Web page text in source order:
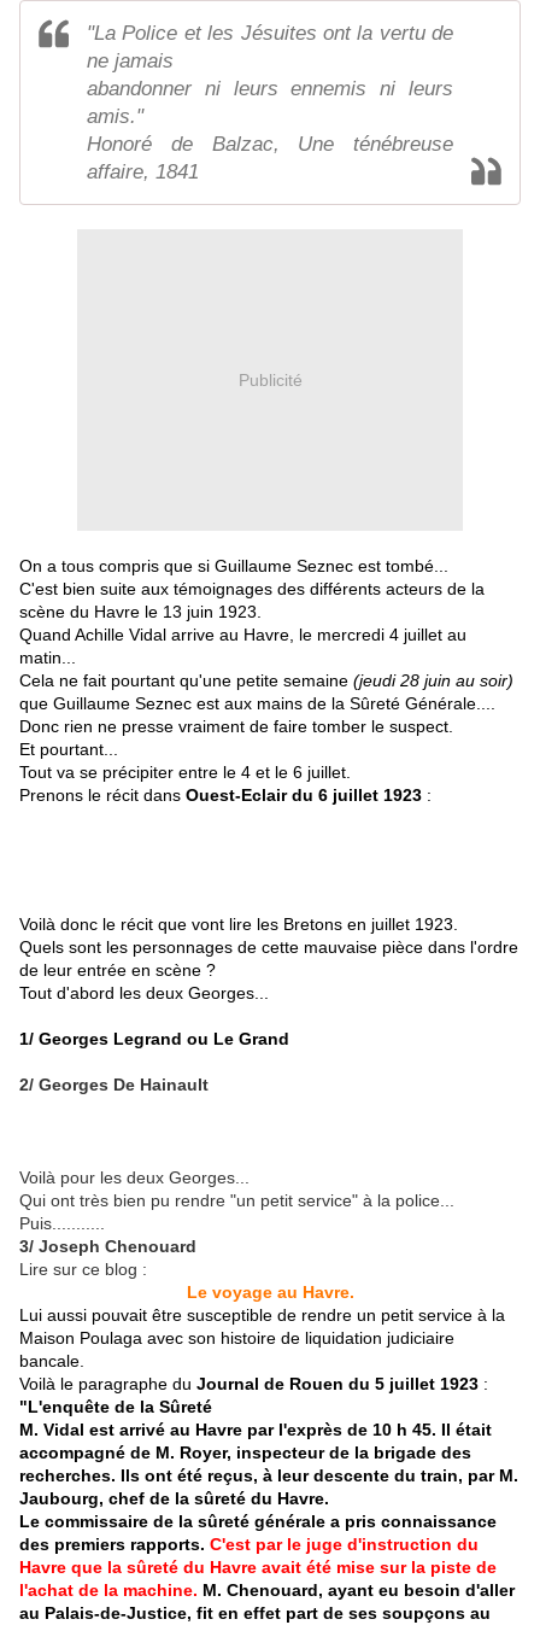
"La Police et les Jésuites ont la vertu de
ne jamais
abandonner ni leurs ennemis ni leurs
amis."
Honoré de Balzac, Une ténébreuse
affaire, 1841
Publicité
On a tous compris que si Guillaume Seznec est tombé...
C'est bien suite aux témoignages des différents acteurs de la
scène du Havre le 13 juin 1923.
Quand Achille Vidal arrive au Havre, le mercredi 4 juillet au
matin...
Cela ne fait pourtant qu'une petite semaine (jeudi 28 juin au soir)
que Guillaume Seznec est aux mains de la Sûreté Générale....
Donc rien ne presse vraiment de faire tomber le suspect.
Et pourtant...
Tout va se précipiter entre le 4 et le 6 juillet.
Prenons le récit dans Ouest-Eclair du 6 juillet 1923 :
Voilà donc le récit que vont lire les Bretons en juillet 1923.
Quels sont les personnages de cette mauvaise pièce dans l'ordre
de leur entrée en scène ?
Tout d'abord les deux Georges...
1/ Georges Legrand ou Le Grand
2/ Georges De Hainault
Voilà pour les deux Georges...
Qui ont très bien pu rendre "un petit service" à la police...
Puis...........
3/ Joseph Chenouard
Lire sur ce blog :
Le voyage au Havre.
Lui aussi pouvait être susceptible de rendre un petit service à la
Maison Poulaga avec son histoire de liquidation judiciaire
bancale.
Voilà le paragraphe du Journal de Rouen du 5 juillet 1923 :
"L'enquête de la Sûreté
M. Vidal est arrivé au Havre par l'exprès de 10 h 45. Il était
accompagné de M. Royer, inspecteur de la brigade des
recherches. Ils ont été reçus, à leur descente du train, par M.
Jaubourg, chef de la sûreté du Havre.
Le commissaire de la sûreté générale a pris connaissance
des premiers rapports. C'est par le juge d'instruction du
Havre que la sûreté du Havre avait été mise sur la piste de
l'achat de la machine. M. Chenouard, ayant eu besoin d'aller
au Palais-de-Justice, fit en effet part de ses soupçons au